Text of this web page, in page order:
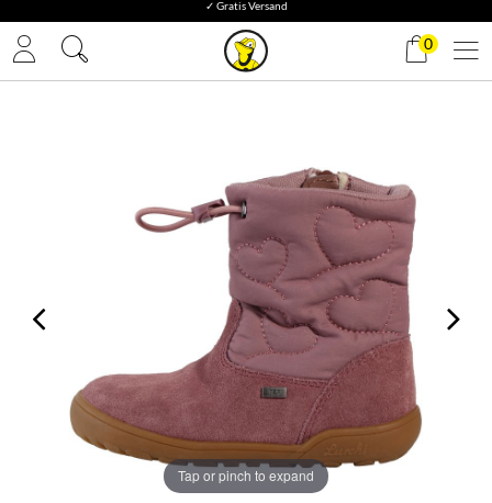
✓ Gratis Versand
0
Tap or pinch to expand